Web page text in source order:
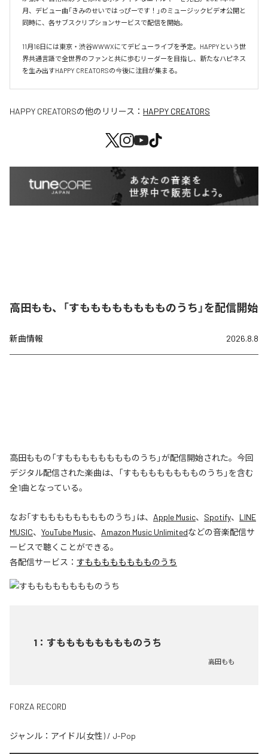
月、デビュー曲「きみのせいではっぴーです！」のミュージックビデオ公開と
同時に、各サブスクリプションサービスで配信を開始。
11月16日には東京・渋谷WWWXにてデビューライブを予定。HAPPYという世
界共通言語で全世界のファンと共に歩むリーダーを目指し、新たなハピネス
を生み出すHAPPY CREATORSの今後に注目が集まる。
HAPPY CREATORSの他のリリース： HAPPY CREATORS
高田もも、「すもももももももものうち」を配信開始
新曲情報 2026.8.8
高田ももの「すもももももももものうち」が配信開始された。今回
デジタル配信された楽曲は、「すもももももももものうち」を含む
全1曲となっている。
なお「すもももももももものうち 」は、 Apple Music、 Spotify、 LINE
MUSIC、 YouTube Music、 Amazon Music Unlimitedなどの音楽配信サ
ービスで聴くことができる。
各配信サービス： すもももももももものうち
1 ： すもももももももものうち
高田もも
FORZA RECORD
ジャンル： アイドル(女性) / J-Pop